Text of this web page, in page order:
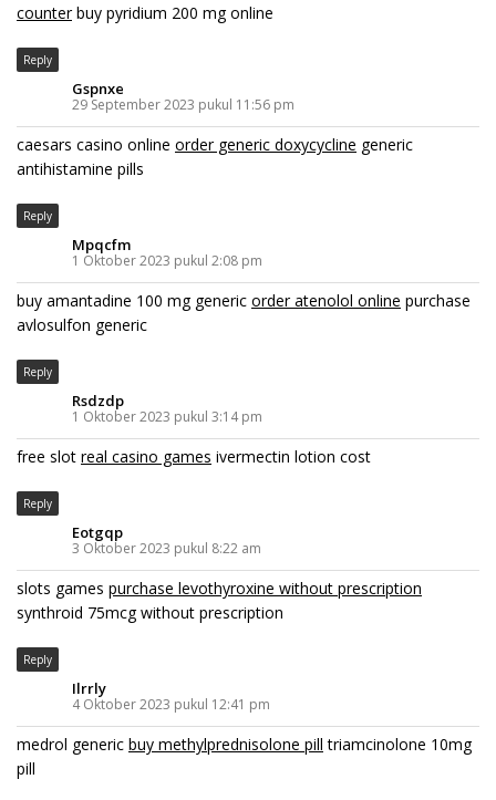
counterbuy pyridium 200 mg online
Reply
Gspnxe
29 September 2023 pukul 11:56 pm
caesars casino online order generic doxycycline generic
antihistamine pills
Reply
Mpqcfm
1 Oktober 2023 pukul 2:08 pm
buy amantadine 100 mg generic order atenolol online purchase
avlosulfon generic
Reply
Rsdzdp
1 Oktober 2023 pukul 3:14 pm
free slot real casino games ivermectin lotion cost
Reply
Eotgqp
3 Oktober 2023 pukul 8:22 am
slots games purchase levothyroxine without prescription
synthroid 75mcg without prescription
Reply
Ilrrly
4 Oktober 2023 pukul 12:41 pm
medrol generic buy methylprednisolone pill triamcinolone 10mg
pill